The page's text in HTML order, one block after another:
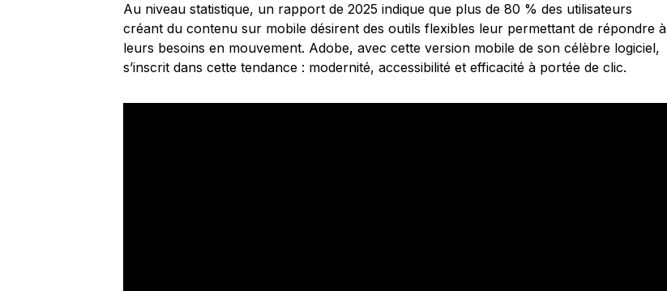
Au niveau statistique, un rapport de 2025 indique que plus de 80 % des utilisateurs
créant du contenu sur mobile désirent des outils flexibles leur permettant de répondre à
leurs besoins en mouvement. Adobe, avec cette version mobile de son célèbre logiciel,
s’inscrit dans cette tendance : modernité, accessibilité et efficacité à portée de clic.